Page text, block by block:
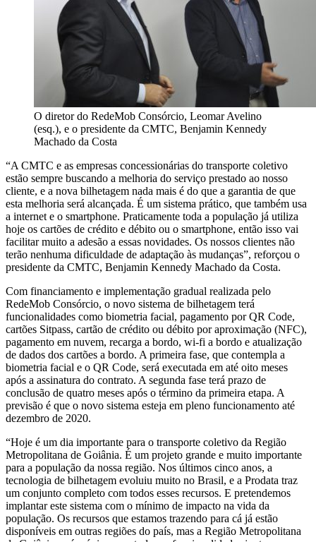
O diretor do RedeMob Consórcio, Leomar Avelino
(esq.), e o presidente da CMTC, Benjamin Kennedy
Machado da Costa
“A CMTC e as empresas concessionárias do transporte coletivo
estão sempre buscando a melhoria do serviço prestado ao nosso
cliente, e a nova bilhetagem nada mais é do que a garantia de que
esta melhoria será alcançada. É um sistema prático, que também usa
a internet e o smartphone. Praticamente toda a população já utiliza
hoje os cartões de crédito e débito ou o smartphone, então isso vai
facilitar muito a adesão a essas novidades. Os nossos clientes não
terão nenhuma dificuldade de adaptação às mudanças”, reforçou o
presidente da CMTC, Benjamin Kennedy Machado da Costa.
Com financiamento e implementação gradual realizada pelo
RedeMob Consórcio, o novo sistema de bilhetagem terá
funcionalidades como biometria facial, pagamento por QR Code,
cartões Sitpass, cartão de crédito ou débito por aproximação (NFC),
pagamento em nuvem, recarga a bordo, wi-fi a bordo e atualização
de dados dos cartões a bordo. A primeira fase, que contempla a
biometria facial e o QR Code, será executada em até oito meses
após a assinatura do contrato. A segunda fase terá prazo de
conclusão de quatro meses após o término da primeira etapa. A
previsão é que o novo sistema esteja em pleno funcionamento até
dezembro de 2020.
“Hoje é um dia importante para o transporte coletivo da Região
Metropolitana de Goiânia. É um projeto grande e muito importante
para a população da nossa região. Nos últimos cinco anos, a
tecnologia de bilhetagem evoluiu muito no Brasil, e a Prodata traz
um conjunto completo com todos esses recursos. E pretendemos
implantar este sistema com o mínimo de impacto na vida da
população. Os recursos que estamos trazendo para cá já estão
disponíveis em outras regiões do país, mas a Região Metropolitana